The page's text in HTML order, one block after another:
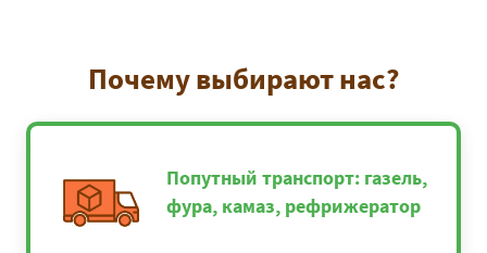
Почему выбирают нас?
Попутный транспорт: газель,
фура, камаз, рефрижератор